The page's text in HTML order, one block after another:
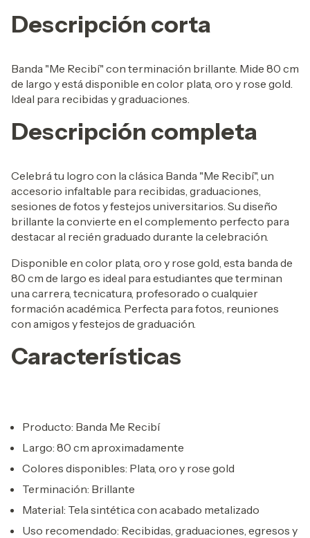
Descripción corta
Banda "Me Recibí" con terminación brillante. Mide 80 cm
de largo y está disponible en color plata, oro y rose gold.
Ideal para recibidas y graduaciones.
Descripción completa
Celebrá tu logro con la clásica Banda "Me Recibí", un
accesorio infaltable para recibidas, graduaciones,
sesiones de fotos y festejos universitarios. Su diseño
brillante la convierte en el complemento perfecto para
destacar al recién graduado durante la celebración.
Disponible en color plata, oro y rose gold, esta banda de
80 cm de largo es ideal para estudiantes que terminan
una carrera, tecnicatura, profesorado o cualquier
formación académica. Perfecta para fotos, reuniones
con amigos y festejos de graduación.
Características
Producto: Banda Me Recibí
Largo: 80 cm aproximadamente
Colores disponibles: Plata, oro y rose gold
Terminación: Brillante
Material: Tela sintética con acabado metalizado
Uso recomendado: Recibidas, graduaciones, egresos y